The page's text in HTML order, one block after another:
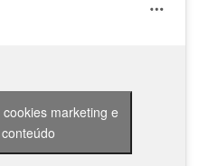
marketing e